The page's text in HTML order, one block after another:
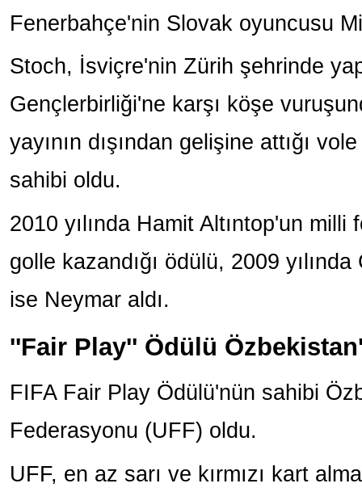
Fenerbahçe'nin Slovak oyuncusu
Stoch, İsviçre'nin Zürih şehrinde
Gençlerbirliği'ne karşı köşe
yayının dışından gelişine attığı
sahibi oldu.
2010 yılında Hamit Altıntop'un milli
golle kazandığı ödülü, 2009
ise Neymar aldı.
''Fair Play'' Ödülü
FIFA Fair Play Ödülü'nün sahibi
Federasyonu (UFF) oldu.
UFF, en az sarı ve kırmızı kart